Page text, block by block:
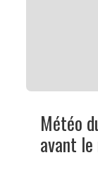
Météo
avant